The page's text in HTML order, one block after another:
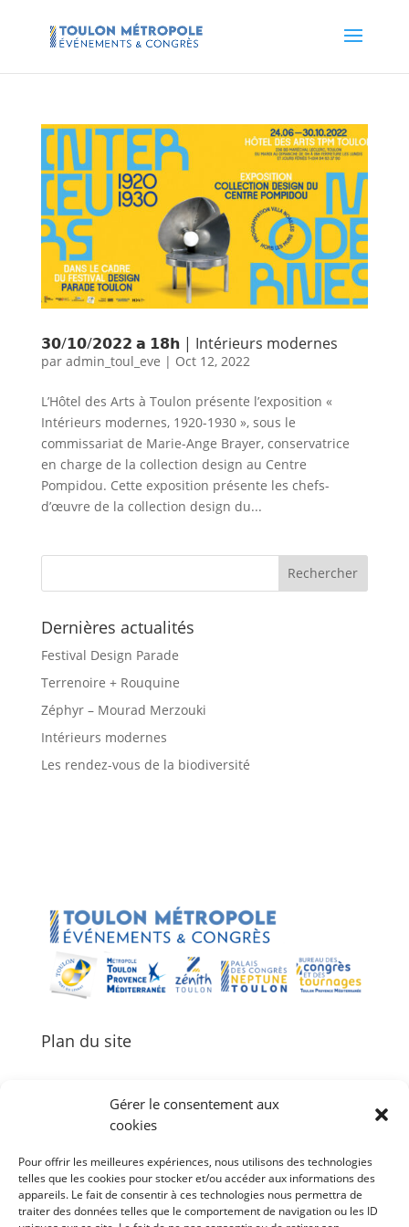
Gérer le consentement aux
cookies
Pour offrir les meilleures expériences, nous utilisons des technologies
telles que les cookies pour stocker et/ou accéder aux informations des
appareils. Le fait de consentir à ces technologies nous permettra de
traiter des données telles que le comportement de navigation ou les ID
𝟯𝟬/𝟭𝟬/𝟮𝟬𝟮𝟮 𝗮 𝟭𝟴𝗵 | Intérieurs modernes
par admin_toul_eve | Oct 12, 2022
L’Hôtel des Arts à Toulon présente l’exposition «
Intérieurs modernes, 1920-1930 », sous le
commissariat de Marie-Ange Brayer, conservatrice
en charge de la collection design au Centre
Pompidou. Cette exposition présente les chefs-
d’œuvre de la collection design du...
Dernières actualités
Festival Design Parade
Terrenoire + Rouquine
Zéphyr – Mourad Merzouki
Intérieurs modernes
Les rendez-vous de la biodiversité
Plan du site
Zénith de Toulon
Bureau des Congrès et des Tournages
Événements